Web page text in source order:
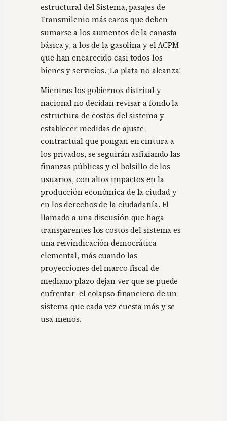
estructural del Sistema, pasajes de
Transmilenio más caros que deben
sumarse a los aumentos de la canasta
básica y, a los de la gasolina y el ACPM
que han encarecido casi todos los
bienes y servicios. ¡La plata no alcanza!
Mientras los gobiernos distrital y
nacional no decidan revisar a fondo la
estructura de costos del sistema y
establecer medidas de ajuste
contractual que pongan en cintura a
los privados, se seguirán asfixiando las
finanzas públicas y el bolsillo de los
usuarios, con altos impactos en la
producción económica de la ciudad y
en los derechos de la ciudadanía. El
llamado a una discusión que haga
transparentes los costos del sistema es
una reivindicación democrática
elemental, más cuando las
proyecciones del marco fiscal de
mediano plazo dejan ver que se puede
enfrentar el colapso financiero de un
sistema que cada vez cuesta más y se
usa menos.